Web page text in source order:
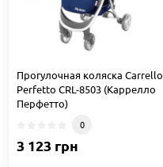
Прогулочная коляска Carrello
Perfetto CRL-8503 (Каррелло
Перфетто)
0
3 123 грн